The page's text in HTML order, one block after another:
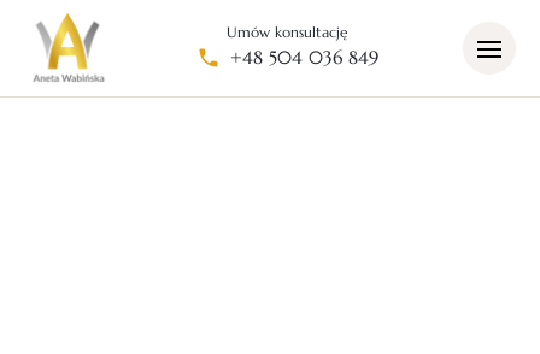
Umów konsultację
+48 504 036 849